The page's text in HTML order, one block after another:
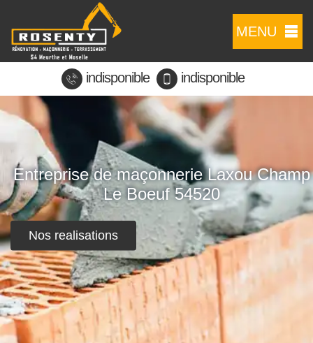
MENU
indisponible indisponible
Entreprise de maçonnerie Laxou Champ
Le Boeuf 54520
Nos realisations